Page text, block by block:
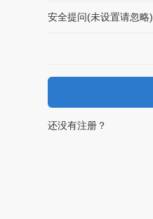
安全提问(未设置请忽略)
还没有注册？